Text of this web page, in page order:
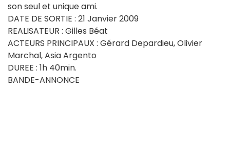
son seul et unique ami.
DATE DE SORTIE : 21 Janvier 2009
REALISATEUR : Gilles Béat
ACTEURS PRINCIPAUX : Gérard Depardieu, Olivier
Marchal, Asia Argento
DUREE : 1h 40min.
BANDE-ANNONCE